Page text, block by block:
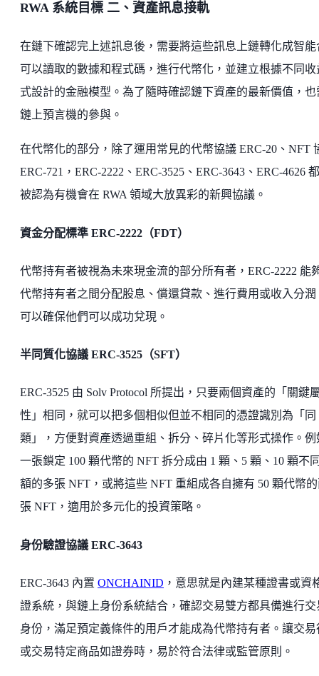
RWA 系統目標 二、資產訊息接軌
在鏈下確認完上述訊息後，需要將這些訊息上鏈轉化成智能
可以讀取的數據和程式碼，進行代幣化，並建立根據不同收
式設計的金融模型。為了隨時確認鏈下資產的最新價值，也
鏈上預言機的參與。
在代幣化的部分，除了運用常見的代幣協議 ERC-20、NFT
ERC-721，ERC-2222、ERC-3525、ERC-3643、ERC-4626
被認為有機會在 RWA 領域大放異彩的新興協議。
資金分配標準 ERC-2222（FDT）
代幣持有者被視為未來現金流的部分所有者，ERC-2222 能
代幣持有者之間分配股息、償還貸款、進行費用或收入分潤
可以確保他們可以成功兌現。
半同質化協議 ERC-3525（SFT）
ERC-3525 由 Solv Protocol 所提出，只要兩個資產的「關鍵
性」相同，就可以把多個相似但並不相同的憑證識別為「同
類」，方便對資產透過重組、拆分、碎片化等形式操作。例
一張鎖定 100 顆代幣的 NFT 拆分成由 1 顆、5 顆、10 顆不
額的多張 NFT，或將這些 NFT 重組成各自擁有 50 顆代幣
張 NFT，適用於多元化的投資策略。
身份驗證協議 ERC-3643
ERC-3643 內置 ONCHAINID ，意思就是內建某種證書或資
證系統，與鏈上身份系統結合，確認交易雙方都具備進行交
身份，滿足預定義條件的用戶才能成為代幣持有者。讓交易
或交易特定商品如證券時，易於符合法律或監管原則。